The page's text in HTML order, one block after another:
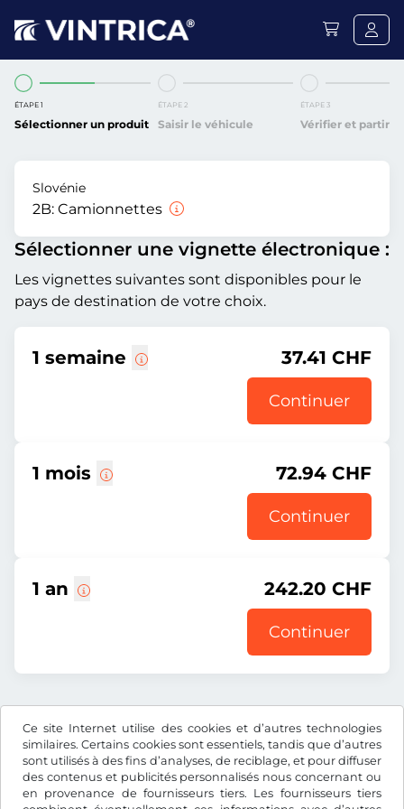
Ce site Internet utilise des cookies et d’autres technologies
similaires. Certains cookies sont essentiels, tandis que d’autres
sont utilisés à des fins d’analyses, de reciblage, et pour diffuser
des contenus et publicités personnalisés nous concernant ou
en provenance de fournisseurs tiers. Les fournisseurs tiers
ÉTAPE 1
Sélectionner un produit
ÉTAPE 2
Saisir le véhicule
ÉTAPE 3
Vérifier et partir
Slovénie
2B: Camionnettes
Sélectionner une vignette électronique :
Les vignettes suivantes sont disponibles pour le
pays de destination de votre choix.
1 semaine 37.41 CHF
Continuer
1 mois 72.94 CHF
Continuer
1 an 242.20 CHF
Continuer
compris les frais d’enregistrement et la TVA.